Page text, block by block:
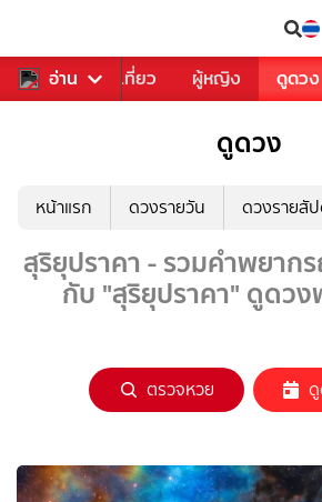
อ่าน
อาหาร ท่องเที่ยว ผู้หญิง ดูดวง
ดูดวง
หน้าแรก ดวงรายวัน ดวงรายสั
สุริยุปราคา - รวมคำพยาก
กับ "สุริยุปราคา" ดูดว
ตรวจหวย